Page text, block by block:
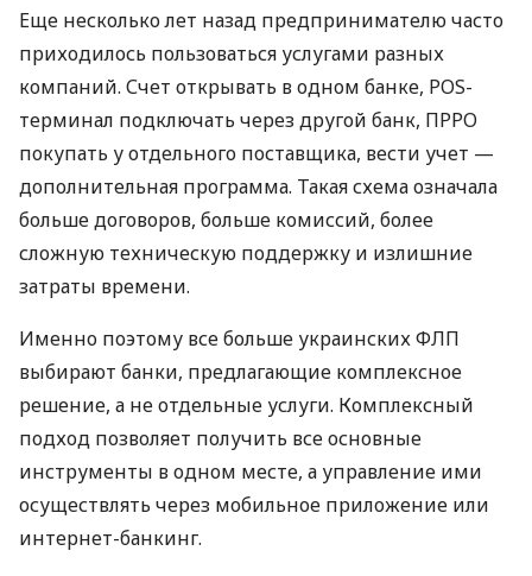
Еще несколько лет назад предпринимателю часто
приходилось пользоваться услугами разных
компаний. Счет открывать в одном банке, POS-
терминал подключать через другой банк, ПРРО
покупать у отдельного поставщика, вести учет —
дополнительная программа. Такая схема означала
больше договоров, больше комиссий, более
сложную техническую поддержку и излишние
затраты времени.
Именно поэтому все больше украинских ФЛП
выбирают банки, предлагающие комплексное
решение, а не отдельные услуги. Комплексный
подход позволяет получить все основные
инструменты в одном месте, а управление ими
осуществлять через мобильное приложение или
интернет-банкинг.